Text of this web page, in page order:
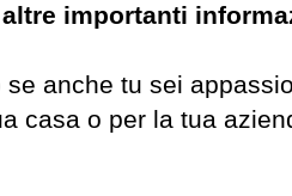
importanti
anche tu sei
casa o per la tua